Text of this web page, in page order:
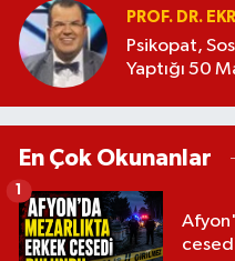
PROF. DR.
Psikopat,
Yaptığı 50
En Çok Okunanlar
1